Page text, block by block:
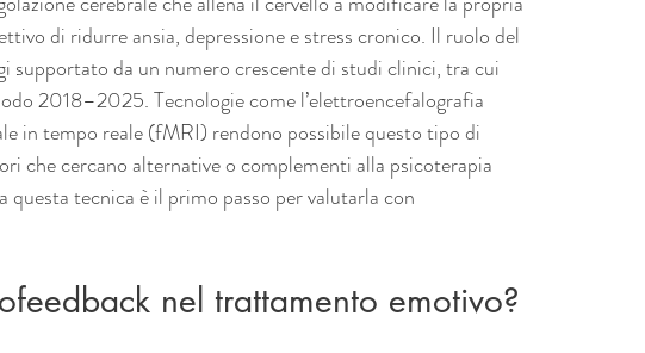
di ridurre ansia, depressione e stress cronico. Il ruolo del
supportato da un numero crescente di studi clinici, tra cui
2018–2025. Tecnologie come l’elettroencefalografia
in tempo reale (fMRI) rendono possibile questo tipo di
che cercano alternative o complementi alla psicoterapia
tecnica è il primo passo per valutarla con
nel trattamento emotivo?